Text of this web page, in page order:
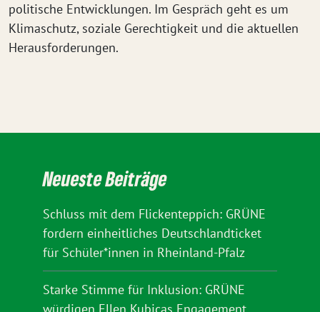
politische Entwicklungen. Im Gespräch geht es um
Klimaschutz, soziale Gerechtigkeit und die aktuellen
Herausforderungen.
Neueste Beiträge
Schluss mit dem Flickenteppich: GRÜNE
fordern einheitliches Deutschlandticket
für Schüler*innen in Rheinland-Pfalz
Starke Stimme für Inklusion: GRÜNE